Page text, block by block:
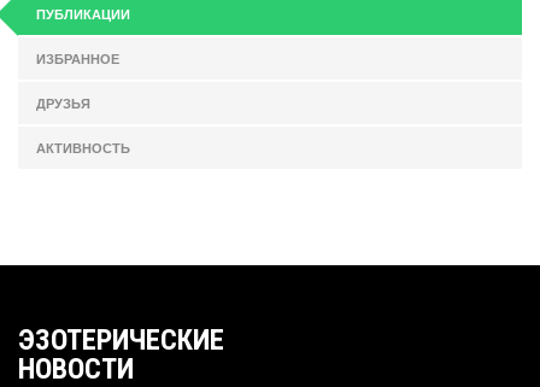
ПУБЛИКАЦИИ
ИЗБРАННОЕ
ДРУЗЬЯ
АКТИВНОСТЬ
ЭЗОТЕРИЧЕСКИЕ
НОВОСТИ